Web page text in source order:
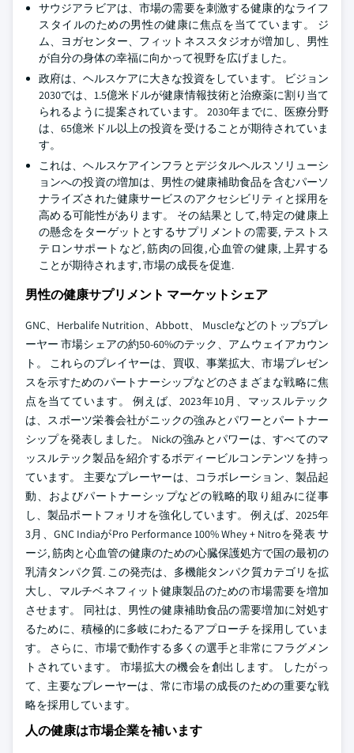
サウジアラビアは、市場の需要を刺激する健康的なライフ
スタイルのための男性の健康に焦点を当てています。 ジ
ム、ヨガセンター、フィットネススタジオが増加し、男性
が自分の身体の幸福に向かって視野を広げました。
政府は、ヘルスケアに大きな投資をしています。 ビジョン
2030では、1.5億米ドルが健康情報技術と治療薬に割り当て
られるように提案されています。 2030年までに、医療分野
は、65億米ドル以上の投資を受けることが期待されていま
す。
これは、ヘルスケアインフラとデジタルヘルスソリューシ
ョンへの投資の増加は、男性の健康補助食品を含むパーソ
ナライズされた健康サービスのアクセシビリティと採用を
高める可能性があります。 その結果として, 特定の健康上
の懸念をターゲットとするサプリメントの需要, テストス
テロンサポートなど, 筋肉の回復, 心血管の健康, 上昇する
ことが期待されます, 市場の成長を促進.
男性の健康サプリメント マーケットシェア
GNC、Herbalife Nutrition、Abbott、 Muscleなどのトップ5プレ
ーヤー 市場シェアの約50-60%のテック、アムウェイアカウン
ト。 これらのプレイヤーは、買収、事業拡大、市場プレゼン
スを示すためのパートナーシップなどのさまざまな戦略に焦
点を当てています。 例えば、2023年10月、マッスルテック
は、スポーツ栄養会社がニックの強みとパワーとパートナー
シップを発表しました。 Nickの強みとパワーは、すべてのマ
ッスルテック製品を紹介するボディービルコンテンツを持っ
ています。 主要なプレーヤーは、コラボレーション、製品起
動、およびパートナーシップなどの戦略的取り組みに従事
し、製品ポートフォリオを強化しています。 例えば、2025年
3月、GNC IndiaがPro Performance 100% Whey + Nitroを発表 サ
ージ, 筋肉と心血管の健康のための心臓保護処方で国の最初の
乳清タンパク質. この発売は、多機能タンパク質カテゴリを拡
大し、マルチベネフィット健康製品のための市場需要を増加
させます。 同社は、男性の健康補助食品の需要増加に対処す
るために、積極的に多岐にわたるアプローチを採用していま
す。 さらに、市場で動作する多くの選手と非常にフラグメン
トされています。 市場拡大の機会を創出します。 したがっ
て、主要なプレーヤーは、常に市場の成長のための重要な戦
略を採用しています。
人の健康は市場企業を補います